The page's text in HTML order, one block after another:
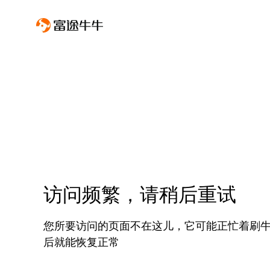
访问频繁，请稍后重试
您所要访问的页面不在这儿，它可能正忙着刷
后就能恢复正常